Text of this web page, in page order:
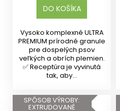
DO KOŠÍKA
Vysoko komplexné ULTRA
PREMIUM prírodné granule
pre dospelých psov
veľkých a obrích plemien.
✅ Receptúra je vyvinutá
tak, aby...
SPÔSOB VÝROBY:
EXTRUDOVANÉ